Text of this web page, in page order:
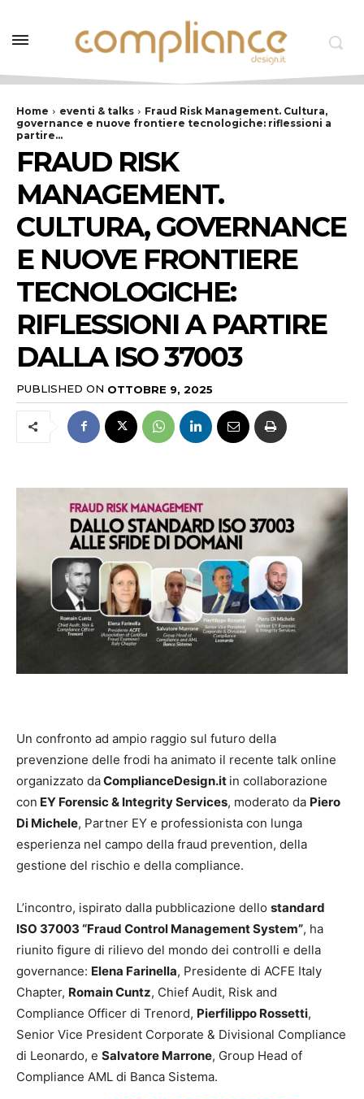
Home eventi & talks
Fraud Risk Management. Cultura,
governance e nuove frontiere tecnologiche: riflessioni a
partire...
FRAUD RISK
MANAGEMENT.
CULTURA, GOVERNANCE
E NUOVE FRONTIERE
TECNOLOGICHE:
RIFLESSIONI A PARTIRE
DALLA ISO 37003
PUBLISHED ON OTTOBRE 9, 2025
Un confronto ad ampio raggio sul futuro della
prevenzione delle frodi ha animato il recente talk online
organizzato daComplianceDesign.it in collaborazione
con EY Forensic & Integrity Services, moderato da Piero
Di Michele, Partner EY e professionista con lunga
esperienza nel campo della fraud prevention, della
gestione del rischio e della compliance.
L’incontro, ispirato dalla pubblicazione dello standard
ISO 37003 “Fraud Control Management System”, ha
riunito figure di rilievo del mondo dei controlli e della
governance: Elena Farinella, Presidente di ACFE Italy
Chapter, Romain Cuntz, Chief Audit, Risk and
Compliance Officer di Trenord, Pierfilippo Rossetti,
Senior Vice President Corporate & Divisional Compliance
di Leonardo, e Salvatore Marrone, Group Head of
Compliance AML di Banca Sistema.